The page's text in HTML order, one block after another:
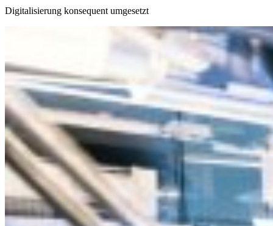
Digitalisierung konsequent umgesetzt